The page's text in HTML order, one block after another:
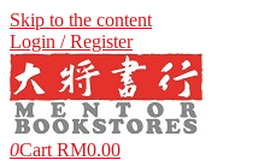
Skip to the content
Login / Register
0Cart RM0.00